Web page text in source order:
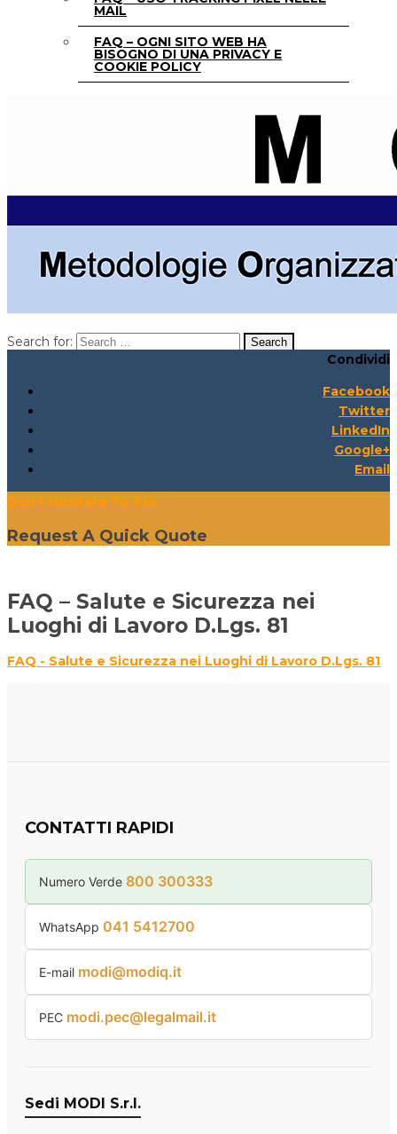
MAIL
FAQ – OGNI SITO WEB HA
BISOGNO DI UNA PRIVACY E
COOKIE POLICY
Search for:
Condividi
Facebook
Twitter
LinkedIn
Google+
Email
Don't Hesitate To Ask
Request A Quick Quote
FAQ – Salute e Sicurezza nei
Luoghi di Lavoro D.Lgs. 81
FAQ - Salute e Sicurezza nei Luoghi di Lavoro D.Lgs. 81
CONTATTI RAPIDI
Numero Verde 800 300333
WhatsApp 041 5412700
E-mail modi@modiq.it
PEC modi.pec@legalmail.it
Sedi MODI S.r.l.